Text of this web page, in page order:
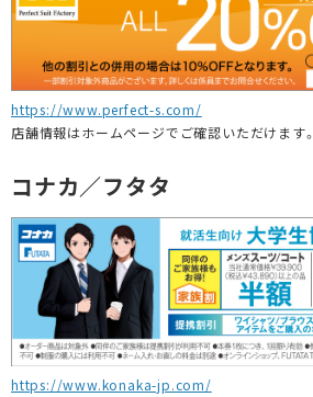
https://www.perfect-s.com/
店舗情報はホームページでご確認いただけます。
コナカ／フタタ
https://www.konaka-jp.com/